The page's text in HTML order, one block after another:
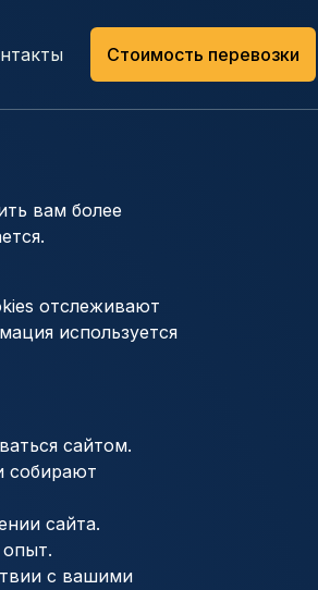
Стоимость перевозки
вам более
отслеживают
используется
сайтом.
собирают
сайта.
с вашими